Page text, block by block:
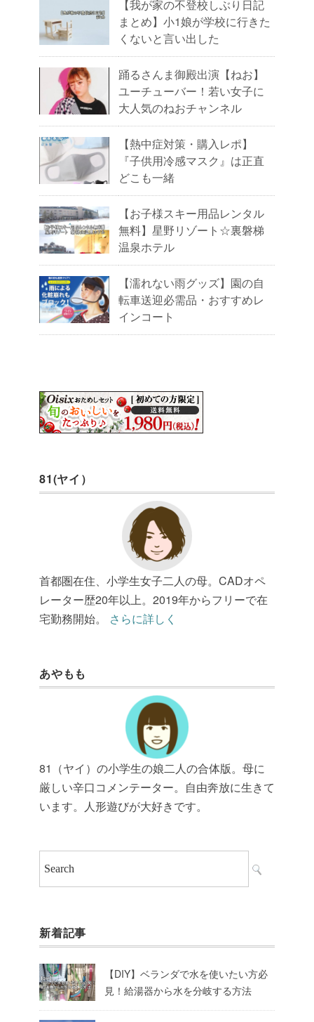
【我が家の不登校しぶり日記
まとめ】小1娘が学校に行きた
くないと言い出した
踊るさんま御殿出演【ねお】
ユーチューバー！若い女子に
大人気のねおチャンネル
【熱中症対策・購入レポ】
『子供用冷感マスク』は正直
どこも一緒
【お子様スキー用品レンタル
無料】星野リゾート☆裏磐梯
温泉ホテル
【濡れない雨グッズ】園の自
転車送迎必需品・おすすめレ
インコート
81(ヤイ）
首都圏在住、小学生女子二人の母。CADオペ
レーター歴20年以上。2019年からフリーで在
宅勤務開始。 さらに詳しく
あやもも
81（ヤイ）の小学生の娘二人の合体版。母に
厳しい辛口コメンテーター。自由奔放に生きて
います。人形遊びが大好きです。
新着記事
【DIY】ベランダで水を使いたい方必
見！給湯器から水を分岐する方法